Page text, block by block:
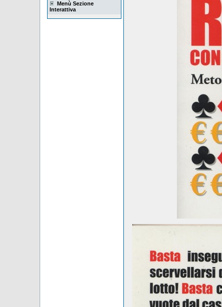
Menù Sezione
Interattiva